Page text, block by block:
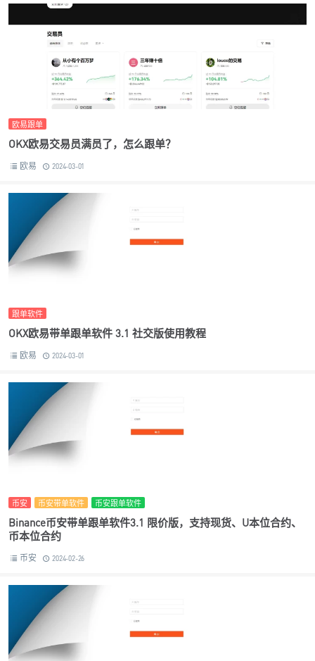
欧易跟单
OKX欧易交易员满员了，怎么跟单？
欧易 2024-03-01
跟单软件
OKX欧易带单跟单软件 3.1 社交版使用教程
欧易 2024-03-01
币安 币安带单软件 币安跟单软件
Binance币安带单跟单软件3.1 限价版，支持现货、U本位合约、
币本位合约
币安 2024-02-26